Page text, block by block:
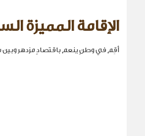
الإقامة المميزة
أقِم في وطنٍ ينعم باقتصادٍ مزدهر